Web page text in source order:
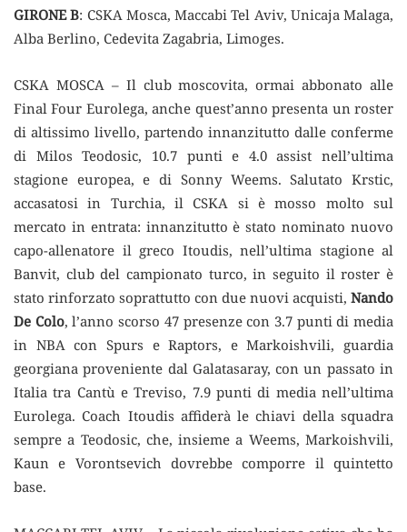
GIRONE B: CSKA Mosca, Maccabi Tel Aviv, Unicaja Malaga,
Alba Berlino, Cedevita Zagabria, Limoges.
CSKA MOSCA – Il club moscovita, ormai abbonato alle
Final Four Eurolega, anche quest’anno presenta un roster
di altissimo livello, partendo innanzitutto dalle conferme
di Milos Teodosic, 10.7 punti e 4.0 assist nell’ultima
stagione europea, e di Sonny Weems. Salutato Krstic,
accasatosi in Turchia, il CSKA si è mosso molto sul
mercato in entrata: innanzitutto è stato nominato nuovo
capo-allenatore il greco Itoudis, nell’ultima stagione al
Banvit, club del campionato turco, in seguito il roster è
stato rinforzato soprattutto con due nuovi acquisti, Nando
De Colo, l’anno scorso 47 presenze con 3.7 punti di media
in NBA con Spurs e Raptors, e Markoishvili, guardia
georgiana proveniente dal Galatasaray, con un passato in
Italia tra Cantù e Treviso, 7.9 punti di media nell’ultima
Eurolega. Coach Itoudis affiderà le chiavi della squadra
sempre a Teodosic, che, insieme a Weems, Markoishvili,
Kaun e Vorontsevich dovrebbe comporre il quintetto
base.